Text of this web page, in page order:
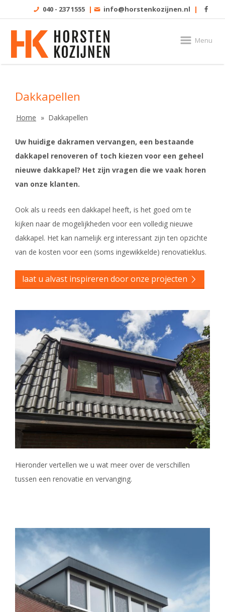
040 - 237 1555 | info@horstenkozijnen.nl |
Menu
Dakkapellen
Home Dakkapellen
Uw huidige dakramen vervangen, een bestaande
dakkapel renoveren of toch kiezen voor een geheel
nieuwe dakkapel? Het zijn vragen die we vaak horen
van onze klanten.
Ook als u reeds een dakkapel heeft, is het goed om te
kijken naar de mogelijkheden voor een volledig nieuwe
dakkapel. Het kan namelijk erg interessant zijn ten opzichte
van de kosten voor een (soms ingewikkelde) renovatieklus.
laat u alvast inspireren door onze projecten
Hieronder vertellen we u wat meer over de verschillen
tussen een renovatie en vervanging.